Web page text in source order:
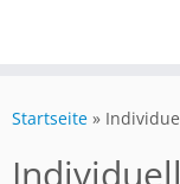
Startseite »